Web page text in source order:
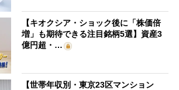
【キオクシア・ショック後に「株価倍
増」も期待できる注目銘柄5選】資産3
億円超・…
【世帯年収別・東京23区マンション